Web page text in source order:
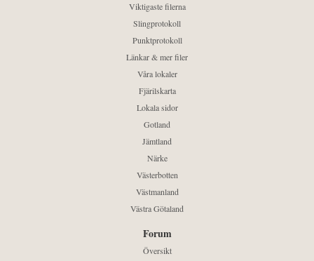
Viktigaste filerna
Slingprotokoll
Punktprotokoll
Länkar & mer filer
Våra lokaler
Fjärilskarta
Lokala sidor
Gotland
Jämtland
Närke
Västerbotten
Västmanland
Västra Götaland
Forum
Översikt